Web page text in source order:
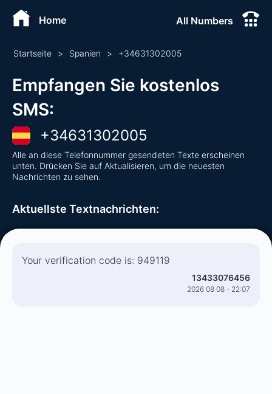
Home All Numbers
Startseite > Spanien > +34631302005
Empfangen Sie kostenlos
SMS:
+34631302005
Alle an diese Telefonnummer gesendeten Texte erscheinen
unten. Drücken Sie auf Aktualisieren, um die neuesten
Nachrichten zu sehen.
Aktuellste Textnachrichten:
Your verification code is: 949119
13433076456
2026 08 08 - 22:07